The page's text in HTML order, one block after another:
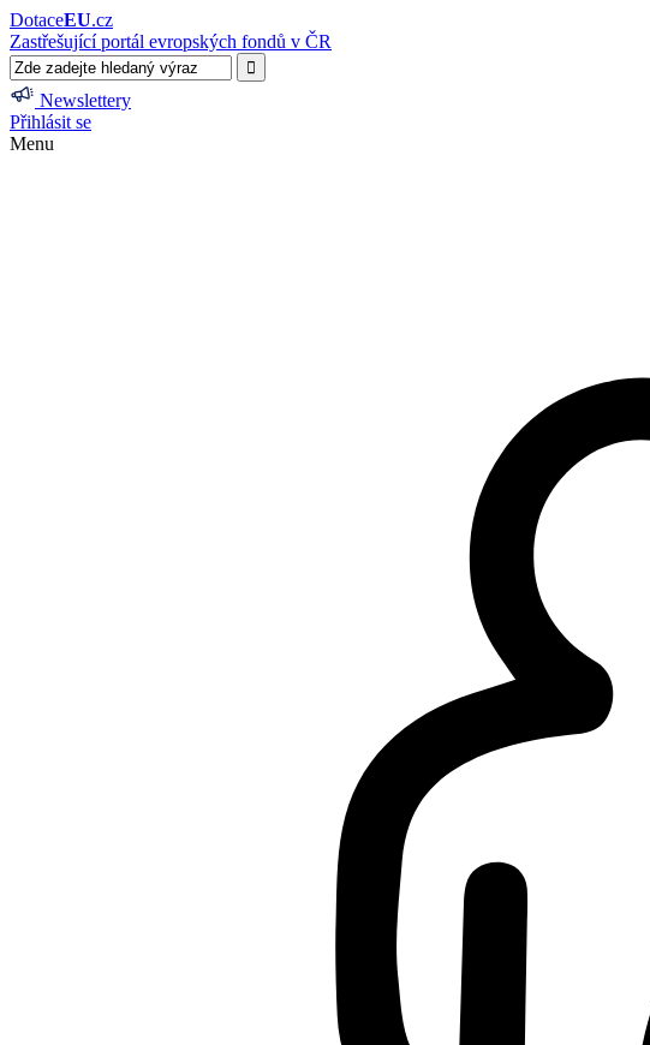
DotaceEU.cz
Zastřešující portál evropských fondů v ČR
Newslettery
Přihlásit se
Menu